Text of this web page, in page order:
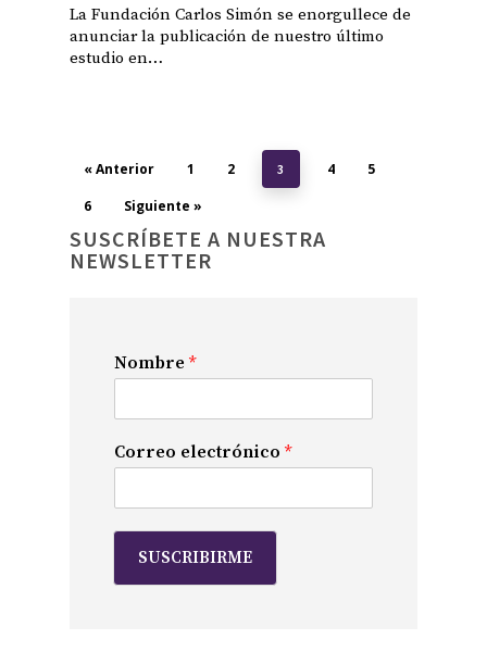
La Fundación Carlos Simón se enorgullece de
anunciar la publicación de nuestro último
estudio en…
« Anterior 1 2 3 4
5
6
Siguiente »
SUSCRÍBETE A NUESTRA
NEWSLETTER
Nombre *
Correo electrónico *
SUSCRIBIRME